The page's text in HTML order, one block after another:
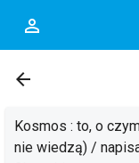
person_outline
arrow_back
Kosmos : to, o
nie wiedzą) /